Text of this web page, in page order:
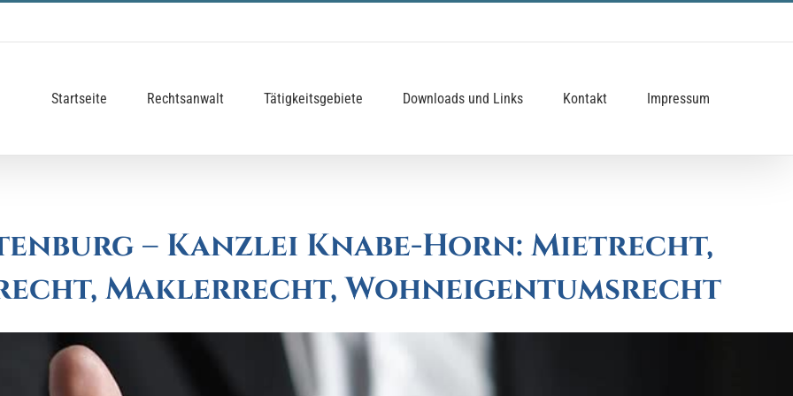
Startseite Rechtsanwalt Tätigkeitsgebiete Downloads und Links Kontakt Impressum
– Kanzlei Knabe-Horn: Mietrecht,
Maklerrecht, Wohneigentumsrecht